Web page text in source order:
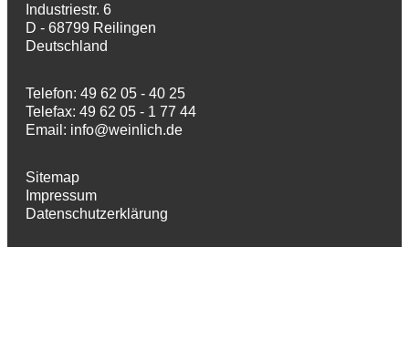
Industriestr. 6
D - 68799 Reilingen
Deutschland
Telefon: 49 62 05 - 40 25
Telefax: 49 62 05 - 1 77 44
Email: info@weinlich.de
Sitemap
Impressum
Datenschutzerklärung